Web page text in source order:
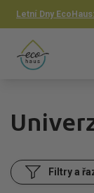
Letní Dny
Filtry a